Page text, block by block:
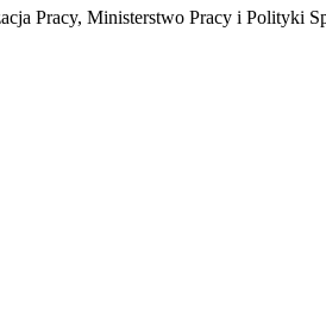
Pracy, Ministerstwo Pracy i Polityki